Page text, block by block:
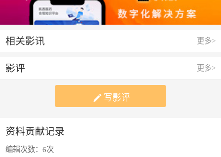
更多>
相关影讯
更多>
影评
 写影评
资料贡献记录
编辑次数：6次